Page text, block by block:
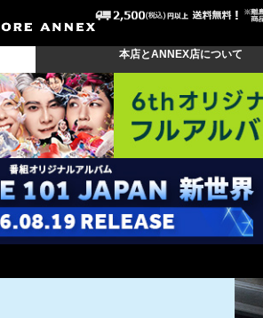
本店とANNEX店について